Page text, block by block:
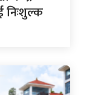
निःशुल्क